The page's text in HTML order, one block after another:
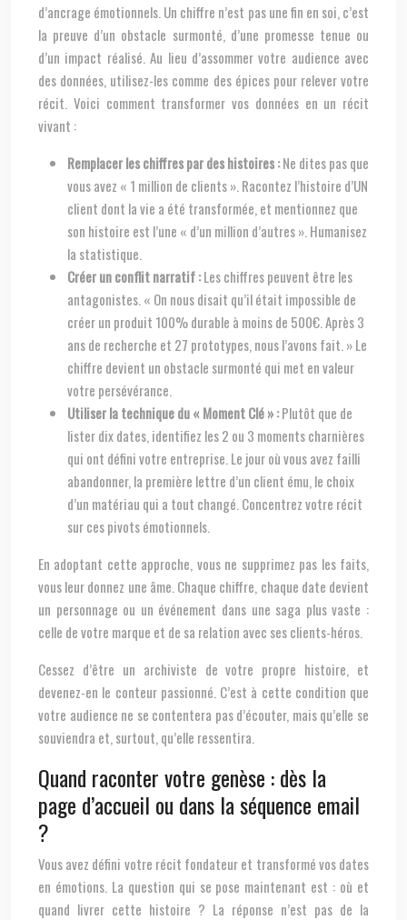
d’ancrage émotionnels. Un chiffre n’est pas une fin en soi, c’est
la preuve d’un obstacle surmonté, d’une promesse tenue ou
d’un impact réalisé. Au lieu d’assommer votre audience avec
des données, utilisez-les comme des épices pour relever votre
récit. Voici comment transformer vos données en un récit
vivant :
Remplacer les chiffres par des histoires :Ne dites pas que
vous avez « 1 million de clients ». Racontez l’histoire d’UN
client dont la vie a été transformée, et mentionnez que
son histoire est l’une « d’un million d’autres ». Humanisez
la statistique.
Créer un conflit narratif :Les chiffres peuvent être les
antagonistes. « On nous disait qu’il était impossible de
créer un produit 100% durable à moins de 500€. Après 3
ans de recherche et 27 prototypes, nous l’avons fait. » Le
chiffre devient un obstacle surmonté qui met en valeur
votre persévérance.
Utiliser la technique du « Moment Clé » :Plutôt que de
lister dix dates, identifiez les 2 ou 3 moments charnières
qui ont défini votre entreprise. Le jour où vous avez failli
abandonner, la première lettre d’un client ému, le choix
d’un matériau qui a tout changé. Concentrez votre récit
sur ces pivots émotionnels.
En adoptant cette approche, vous ne supprimez pas les faits,
vous leur donnez une âme. Chaque chiffre, chaque date devient
un personnage ou un événement dans une saga plus vaste :
celle de votre marque et de sa relation avec ses clients-héros.
Cessez d’être un archiviste de votre propre histoire, et
devenez-en le conteur passionné. C’est à cette condition que
votre audience ne se contentera pas d’écouter, mais qu’elle se
souviendra et, surtout, qu’elle ressentira.
Quand raconter votre genèse : dès la
page d’accueil ou dans la séquence email
?
Vous avez défini votre récit fondateur et transformé vos dates
en émotions. La question qui se pose maintenant est : où et
quand livrer cette histoire ? La réponse n’est pas de la